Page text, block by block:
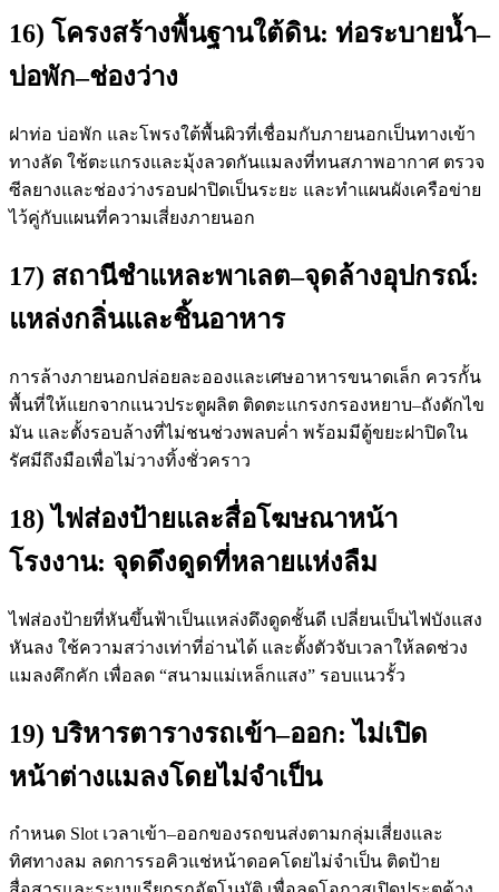
16) โครงสร้างพื้นฐานใต้ดิน: ท่อระบายน้ำ–
บ่อพัก–ช่องว่าง
ฝาท่อ บ่อพัก และโพรงใต้พื้นผิวที่เชื่อมกับภายนอกเป็นทางเข้า
ทางลัด ใช้ตะแกรงและมุ้งลวดกันแมลงที่ทนสภาพอากาศ ตรวจ
ซีลยางและช่องว่างรอบฝาปิดเป็นระยะ และทำแผนผังเครือข่าย
ไว้คู่กับแผนที่ความเสี่ยงภายนอก
17) สถานีชำแหละพาเลต–จุดล้างอุปกรณ์:
แหล่งกลิ่นและชิ้นอาหาร
การล้างภายนอกปล่อยละอองและเศษอาหารขนาดเล็ก ควรกั้น
พื้นที่ให้แยกจากแนวประตูผลิต ติดตะแกรงกรองหยาบ–ถังดักไข
มัน และตั้งรอบล้างที่ไม่ชนช่วงพลบค่ำ พร้อมมีตู้ขยะฝาปิดใน
รัศมีถึงมือเพื่อไม่วางทิ้งชั่วคราว
18) ไฟส่องป้ายและสื่อโฆษณาหน้า
โรงงาน: จุดดึงดูดที่หลายแห่งลืม
ไฟส่องป้ายที่หันขึ้นฟ้าเป็นแหล่งดึงดูดชั้นดี เปลี่ยนเป็นไฟบังแสง
หันลง ใช้ความสว่างเท่าที่อ่านได้ และตั้งตัวจับเวลาให้ลดช่วง
แมลงคึกคัก เพื่อลด “สนามแม่เหล็กแสง” รอบแนวรั้ว
19) บริหารตารางรถเข้า–ออก: ไม่เปิด
หน้าต่างแมลงโดยไม่จำเป็น
กำหนด Slot เวลาเข้า–ออกของรถขนส่งตามกลุ่มเสี่ยงและ
ทิศทางลม ลดการรอคิวแช่หน้าดอคโดยไม่จำเป็น ติดป้าย